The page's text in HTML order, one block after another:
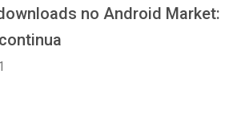
no Android Market: